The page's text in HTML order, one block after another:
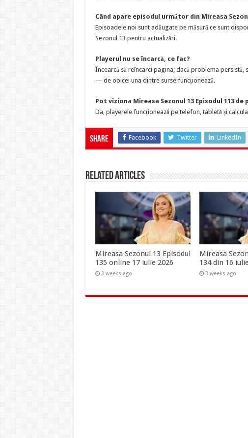
Când apare episodul următor din Mireasa
Episoadele noi sunt adăugate pe măsură ce sunt
Sezonul 13 pentru actualizări.
Playerul nu se încarcă, ce fac?
Încearcă să reîncarci pagina; dacă problema persistă,
— de obicei una dintre surse funcționează.
Pot viziona Mireasa Sezonul 13 Episodul 113
Da, playerele funcționează pe telefon, tabletă și
Share Facebook Twitter LinkedIn
Related Articles
Mireasa Sezonul 13 Episodul
135 online 17 iulie 2026
3 weeks ago
Mireasa
134 din 16
3 weeks ago